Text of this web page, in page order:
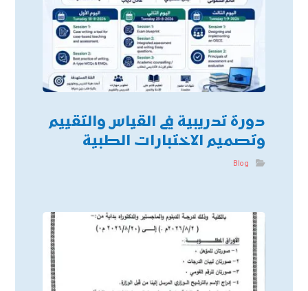
دورة تدريبية في القياس والتقييم
وتصميم الاختبارات الطبية
Blog